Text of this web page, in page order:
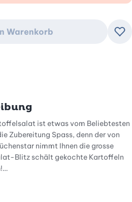
Warenkorb
ist etwas vom Beliebtesten
Zubereitung Spass, denn der von
nimmt Ihnen die grosse
Blitz schält gekochte Kartoffeln